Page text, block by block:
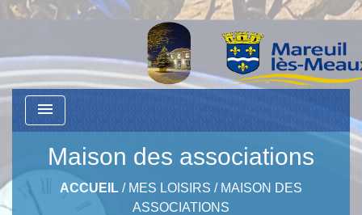
menu
Maison des associations
ACCUEIL / MES LOISIRS / MAISON DES
ASSOCIATIONS